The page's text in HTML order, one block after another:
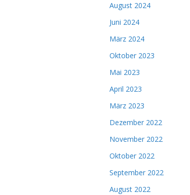
August 2024
Juni 2024
März 2024
Oktober 2023
Mai 2023
April 2023
März 2023
Dezember 2022
November 2022
Oktober 2022
September 2022
August 2022